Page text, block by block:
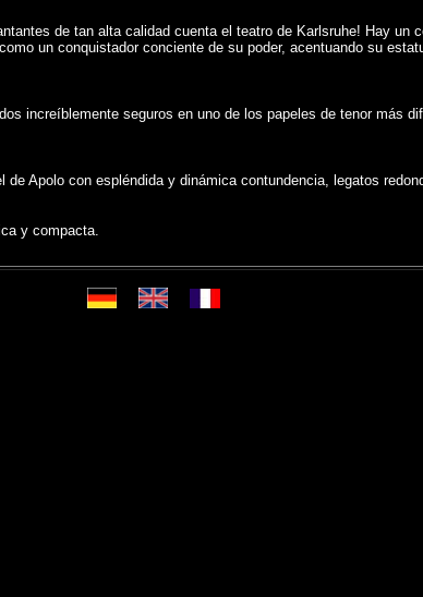
de tan alta calidad cuenta el teatro de Karlsruhe! Hay un
un conquistador conciente de su poder, acentuando su
increíblemente seguros en uno de los papeles de tenor más
de Apolo con espléndida y dinámica contundencia, legatos
y compacta.